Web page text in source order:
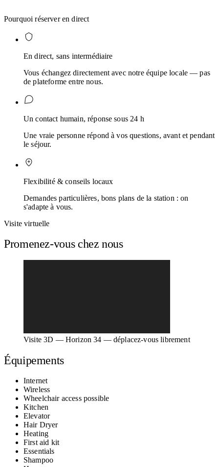
Pourquoi réserver en direct
En direct, sans intermédiaire
Vous échangez directement avec notre équipe locale — pas
de plateforme entre nous.
Un contact humain, réponse sous 24 h
Une vraie personne répond à vos questions, avant et pendant
le séjour.
Flexibilité & conseils locaux
Demandes particulières, bons plans de la station : on
s'adapte à vous.
Visite virtuelle
Promenez-vous chez nous
Visite 3D — Horizon 34 — déplacez-vous librement
Équipements
Internet
Wireless
Wheelchair access possible
Kitchen
Elevator
Hair Dryer
Heating
First aid kit
Essentials
Shampoo